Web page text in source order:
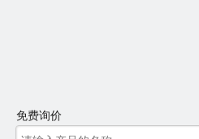
免费询价